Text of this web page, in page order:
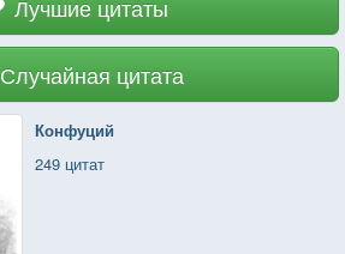
Лучшие цитаты
Случайная цитата
Конфуций
249 цитат